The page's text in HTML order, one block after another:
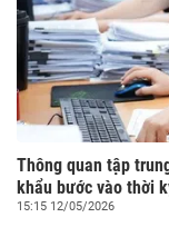
Thông quan tập
khẩu bước vào thời
15:15 12/05/2026